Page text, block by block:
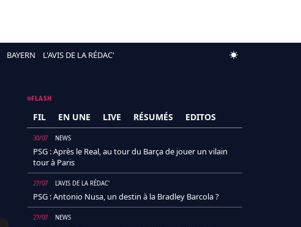
BAYERN L'AVIS DE LA RÉDAC'
FLASH
FIL EN UNE LIVE RÉSUMÉS EDITOS
30/07 NEWS
PSG : Après le Real, au tour du Barça de jouer un vilain
tour à Paris
27/07 L'AVIS DE LA RÉDAC'
PSG : Antonio Nusa, un destin à la Bradley Barcola ?
27/07 NEWS